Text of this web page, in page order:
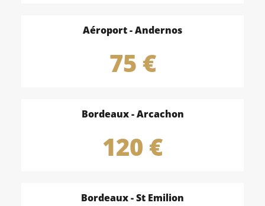
Aéroport - Andernos
75 €
Bordeaux - Arcachon
120 €
Bordeaux - St Emilion